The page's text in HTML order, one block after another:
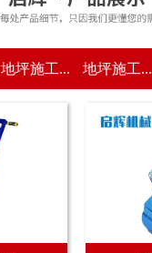
地坪施工... 地坪施工...